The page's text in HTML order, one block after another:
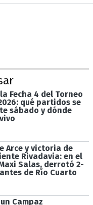
Fecha 4 del Torneo
qué partidos se
sábado y dónde
Arce y victoria de
Rivadavia: en el
Salas, derrotó 2-
de Río Cuarto
Campaz